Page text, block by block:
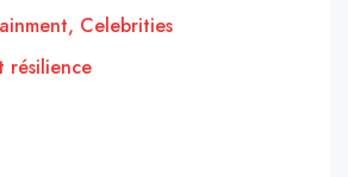
Celebrities
résilience